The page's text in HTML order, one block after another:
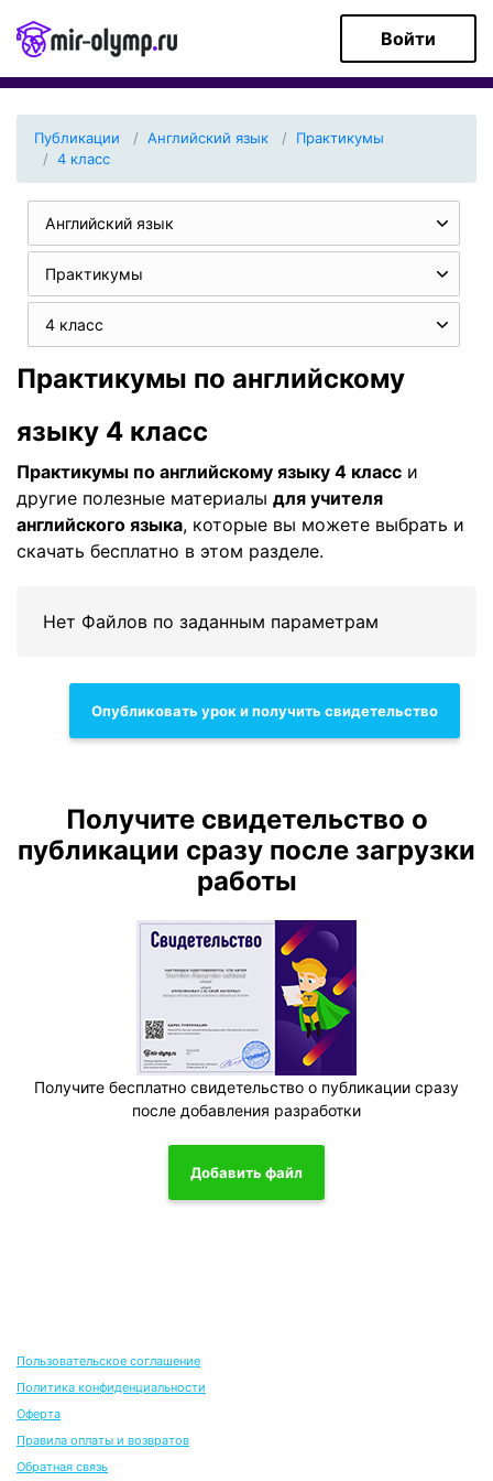
Войти
Публикации Английский язык
Практикумы
4 класс
Английский язык
Практикумы
4 класс
Практикумы по английскому
языку 4 класс
Практикумы по английскому языку 4 класс и
другие полезные материалы для учителя
английского языка, которые вы можете выбрать и
скачать бесплатно в этом разделе.
Нет Файлов по заданным параметрам
Опубликовать урок и получить свидетельство
Получите свидетельство о
публикации сразу после загрузки
работы
Получите бесплатно свидетельство о публикации сразу
после добавления разработки
Добавить файл
Пользовательское соглашение
Политика конфиденциальности
Оферта
Правила оплаты и возвратов
Обратная связь